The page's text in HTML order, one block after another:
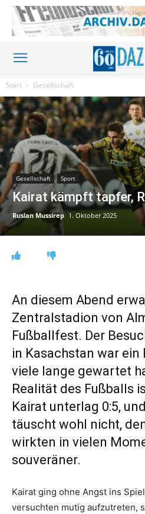
Start Gesellschaft
Gesellschaft Sport
Kairat kämpft tapfer,
Ruslan Mussirep 1. Oktober 2025
An diesem Abend
Zentralstadion von
Fußballfest. Der
in Kasachstan war ein
viele lange gewartet
Realität des Fußballs
Kairat unterlag 0:5,
täuscht wohl nicht,
wirkten in vielen
souveräner.
Kairat ging ohne Angst ins
versuchten mutig aufzutreten,